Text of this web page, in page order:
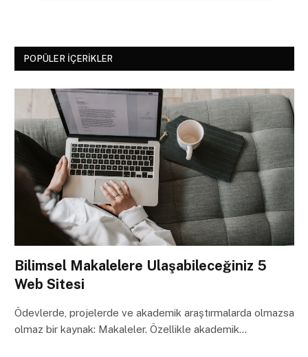
POPÜLER İÇERIKLER
Bilimsel Makalelere Ulaşabileceğiniz 5
Web Sitesi
Ödevlerde, projelerde ve akademik araştırmalarda olmazsa
olmaz bir kaynak: Makaleler. Özellikle akademik…